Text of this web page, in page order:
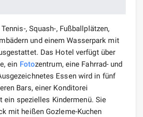
, Squash-, Fußballplätzen,
und einem Wasserpark mit
Das Hotel verfügt über
ein Fotozentrum, eine Fahrrad- und
Essen wird in fünf
Bars, einer Konditorei
ein spezielles Kindermenü. Sie
mit heißen Gozleme-Kuchen